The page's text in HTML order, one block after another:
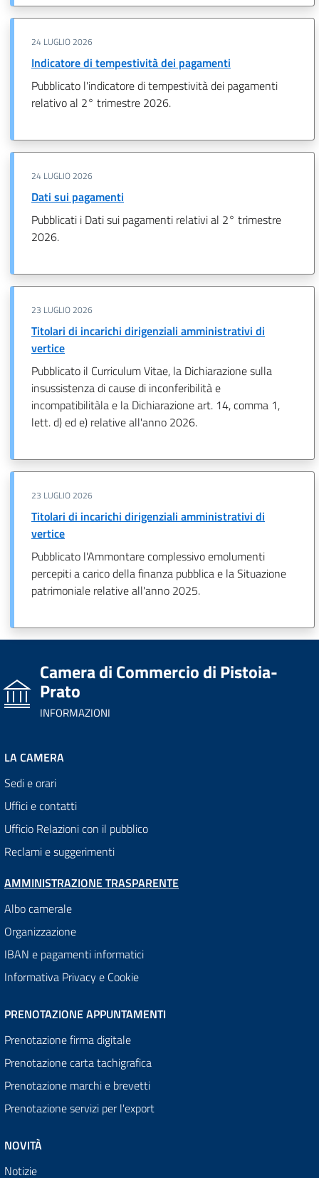
24 LUGLIO 2026
Indicatore di tempestività dei pagamenti
Pubblicato l'indicatore di tempestività dei pagamenti
relativo al 2° trimestre 2026.
24 LUGLIO 2026
Dati sui pagamenti
Pubblicati i Dati sui pagamenti relativi al 2° trimestre
2026.
23 LUGLIO 2026
Titolari di incarichi dirigenziali amministrativi di
vertice
Pubblicato il Curriculum Vitae, la Dichiarazione sulla
insussistenza di cause di inconferibilità e
incompatibilitàla e la Dichiarazione art. 14, comma 1,
lett. d) ed e) relative all'anno 2026.
23 LUGLIO 2026
Titolari di incarichi dirigenziali amministrativi di
vertice
Pubblicato l'Ammontare complessivo emolumenti
percepiti a carico della finanza pubblica e la Situazione
patrimoniale relative all'anno 2025.
Camera di Commercio di Pistoia-
Prato
INFORMAZIONI
LA CAMERA
Sedi e orari
Uffici e contatti
Ufficio Relazioni con il pubblico
Reclami e suggerimenti
AMMINISTRAZIONE TRASPARENTE
Albo camerale
Organizzazione
IBAN e pagamenti informatici
Informativa Privacy e Cookie
PRENOTAZIONE APPUNTAMENTI
Prenotazione firma digitale
Prenotazione carta tachigrafica
Prenotazione marchi e brevetti
Prenotazione servizi per l'export
NOVITÀ
Notizie